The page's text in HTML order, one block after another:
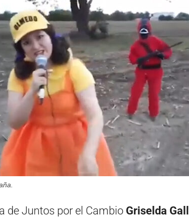
de Juntos por el Cambio Griselda